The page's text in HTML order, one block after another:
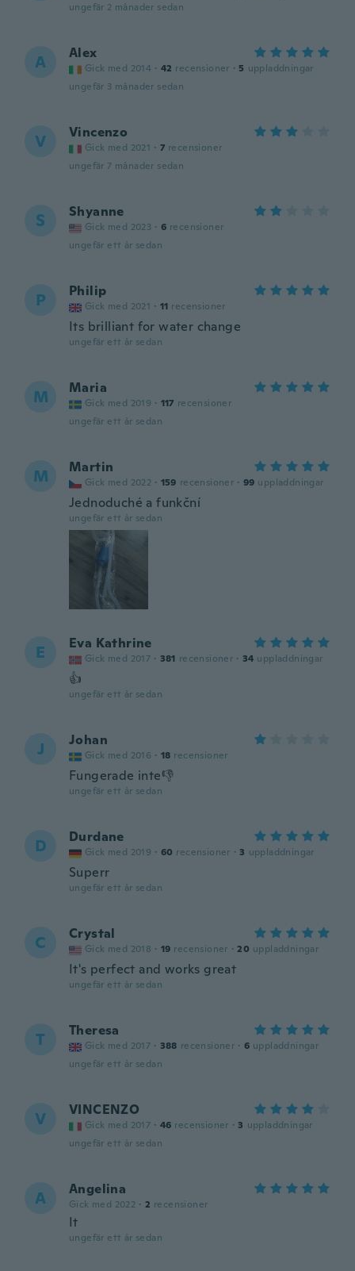
ungefär 2 månader sedan
A Alex
Gick med 2014 · 42 recensioner · 5 uppladdningar
ungefär 3 månader sedan
V Vincenzo
Gick med 2021 · 7 recensioner
ungefär 7 månader sedan
S Shyanne
Gick med 2023 · 6 recensioner
ungefär ett år sedan
P Philip
Gick med 2021 · 11 recensioner
Its brilliant for water change
ungefär ett år sedan
M Maria
Gick med 2019 · 117 recensioner
ungefär ett år sedan
M Martin
Gick med 2022 · 159 recensioner · 99 uppladdningar
Jednoduché a funkční
ungefär ett år sedan
E Eva Kathrine
Gick med 2017 · 381 recensioner · 34 uppladdningar
👍
ungefär ett år sedan
J Johan
Gick med 2016 · 18 recensioner
Fungerade inte👎
ungefär ett år sedan
D Durdane
Gick med 2019 · 60 recensioner · 3 uppladdningar
Superr
ungefär ett år sedan
C Crystal
Gick med 2018 · 19 recensioner · 20 uppladdningar
It's perfect and works great
ungefär ett år sedan
T Theresa
Gick med 2017 · 388 recensioner · 6 uppladdningar
ungefär ett år sedan
V VINCENZO
Gick med 2017 · 46 recensioner · 3 uppladdningar
ungefär ett år sedan
A Angelina
Gick med 2022 · 2 recensioner
It
ungefär ett år sedan